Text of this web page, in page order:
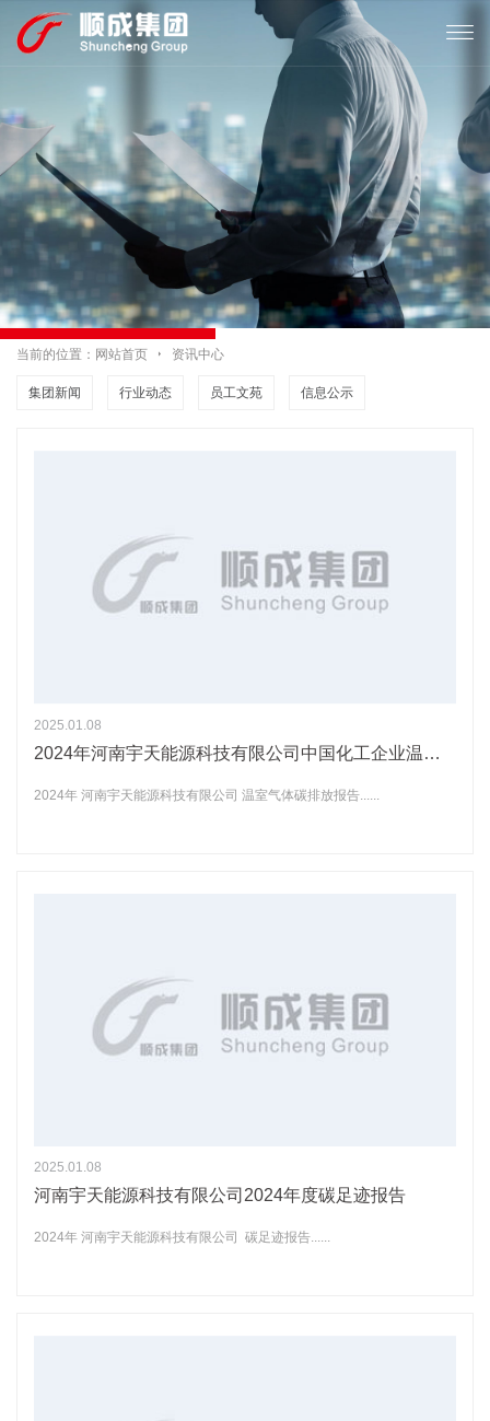

当前的位置： 网站首页  资讯中心
集团新闻 行业动态 员工文苑 信息公示
2025.01.08
2024年河南宇天能源科技有限公司中国化工企业温室气体排放报告
2024年 河南宇天能源科技有限公司 温室气体碳排放报告......
2025.01.08
河南宇天能源科技有限公司2024年度碳足迹报告
2024年 河南宇天能源科技有限公司 碳足迹报告......